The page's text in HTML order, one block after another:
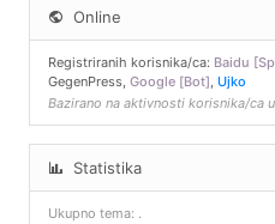
Online
Registriranih korisnika/ca: Baidu
GegenPress, Google [Bot], Ujko
Bazirano na aktivnosti korisnika/ca
Statistika
Ukupno tema: .